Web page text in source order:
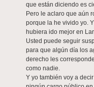
que están diciendo es
Pero le aclaro que aún
porque la he vivido yo.
hubiera ido mejor en
Usted puede seguir
para que algún día los
derecho les
como nadie.
Y yo también voy a